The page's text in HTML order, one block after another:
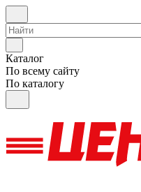
Каталог
По всему сайту
По каталогу